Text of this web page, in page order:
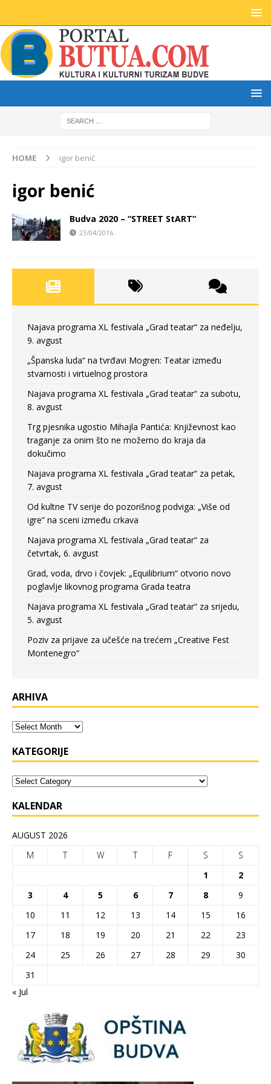
HOME igor benić
igor benić
Budva 2020 – “STREET StART”
23/04/2016
Najava programa XL festivala „Grad teatar“ za neđelju,
9. avgust
„Španska luda“ na tvrđavi Mogren: Teatar između
stvarnosti i virtuelnog prostora
Najava programa XL festivala „Grad teatar“ za subotu,
8. avgust
Trg pjesnika ugostio Mihajla Pantića: Književnost kao
traganje za onim što ne možemo do kraja da
dokučimo
Najava programa XL festivala „Grad teatar“ za petak,
7. avgust
Od kultne TV serije do pozorišnog podviga: „Više od
igre” na sceni između crkava
Najava programa XL festivala „Grad teatar“ za
četvrtak, 6. avgust
Grad, voda, drvo i čovjek: „Equilibrium“ otvorio novo
poglavlje likovnog programa Grada teatra
Najava programa XL festivala „Grad teatar“ za srijedu,
5. avgust
Poziv za prijave za učešće na trećem „Creative Fest
Montenegro“
ARHIVA
KATEGORIJE
KALENDAR
AUGUST 2026
M
T W T F S
S
1
2
3
4 5 6 7 8
9
10
11 12 13 14 15
16
17
18 19 20 21 22
23
24
25 26 27 28 29
30
31
« Jul